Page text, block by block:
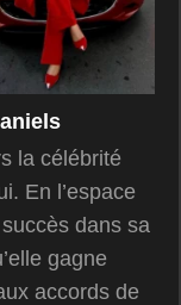
la célébrité
En l’espace
dans sa
gagne
accords de